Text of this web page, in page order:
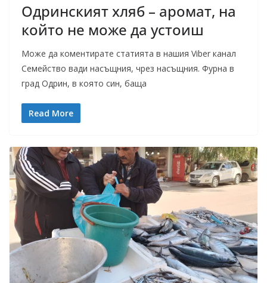
Одринският хляб – аромат, на
който не може да устоиш
Може да коментирате статията в нашия Viber канал
Семейство вади насъщния, чрез насъщния. Фурна в
град Одрин, в която син, баща
Read More